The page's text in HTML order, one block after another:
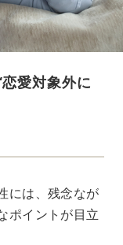
愛対象外に
には、残念なが
ポイントが目立